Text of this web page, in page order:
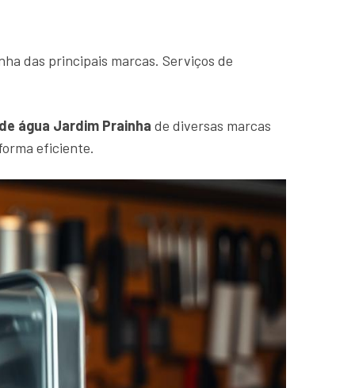
das principais marcas. Serviços de
água Jardim Prainha de diversas marcas
eficiente.